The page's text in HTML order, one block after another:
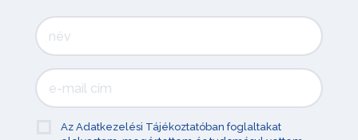
Az Adatkezelési Tájékoztatóban foglaltakat